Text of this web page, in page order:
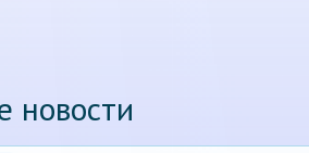
новости